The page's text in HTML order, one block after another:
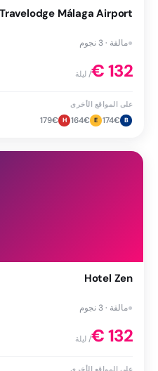
Travelodge Málaga Airport
●مالقة · 3 نجوم
132
€/ ليلة
على المواقع الأخرى
B
174€
E
164€
H
179€
Hotel Zen
●مالقة · 3 نجوم
132
€/ ليلة